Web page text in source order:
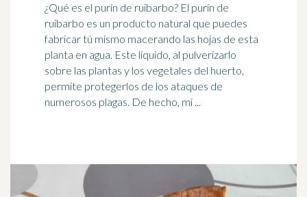
¿Qué es el purín de ruibarbo? El purín de
ruibarbo es un producto natural que puedes
fabricar tú mismo macerando las hojas de esta
planta en agua. Este líquido, al pulverizarlo
sobre las plantas y los vegetales del huerto,
permite protegerlos de los ataques de
numerosos plagas. De hecho, mi ...